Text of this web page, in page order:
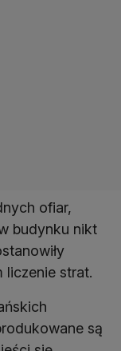
ofiar,
budynku nikt
liczenie strat.
są